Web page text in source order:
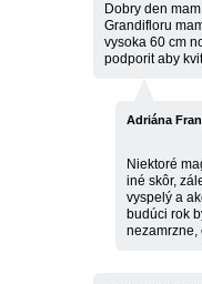
Dobry den
Grandifloru
vysoka 60 cm
podporit aby
Adriána
Niektoré
iné skôr,
vyspelý a
budúci rok
nezamrzne,